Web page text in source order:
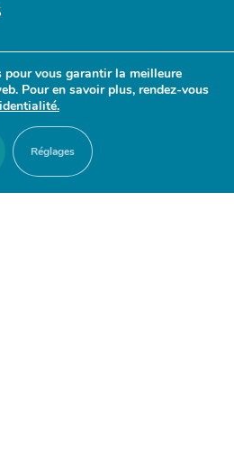
ligne
Ville
vous garantir la meilleure
Pour en savoir plus, rendez-vous
Réglages